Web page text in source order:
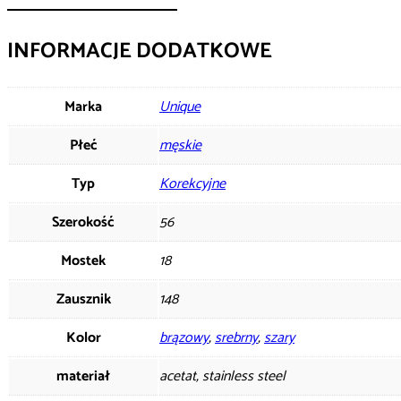
INFORMACJE DODATKOWE
Marka
Unique
Płeć
męskie
Typ
Korekcyjne
Szerokość
56
Mostek
18
Zausznik
148
Kolor
brązowy,srebrny,szary
materiał
acetat, stainless steel